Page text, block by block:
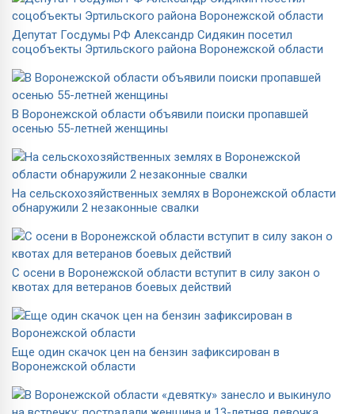
Депутат Госдумы РФ Александр Сидякин посетил
соцобъекты Эртильского района Воронежской области
В Воронежской области объявили поиски пропавшей
осенью 55-летней женщины
На сельскохозяйственных землях в Воронежской области
обнаружили 2 незаконные свалки
С осени в Воронежской области вступит в силу закон о
квотах для ветеранов боевых действий
Еще один скачок цен на бензин зафиксирован в
Воронежской области